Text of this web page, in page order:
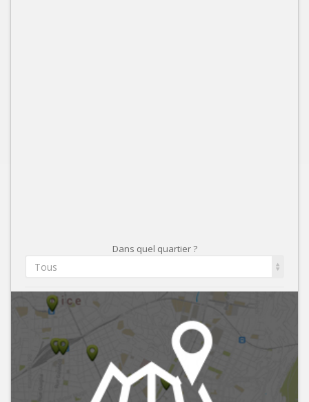
Dans quel quartier ?
Tous